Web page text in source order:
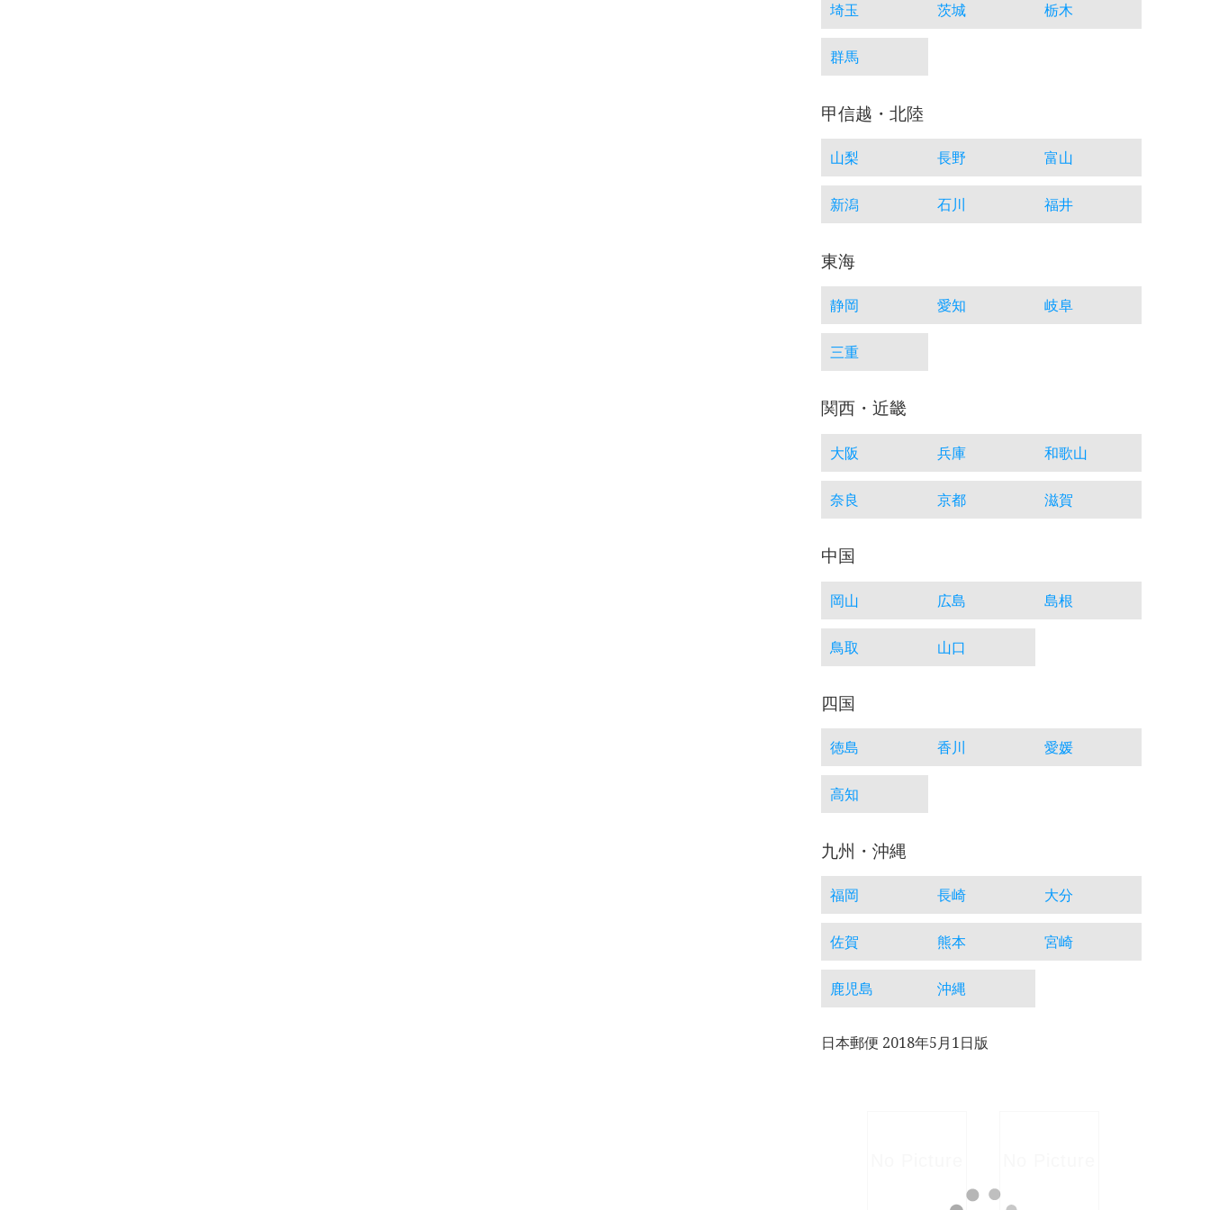
埼玉 茨城 栃木
群馬
甲信越・北陸
山梨 長野 富山
新潟 石川 福井
東海
静岡 愛知 岐阜
三重
関西・近畿
大阪 兵庫 和歌山
奈良 京都 滋賀
中国
岡山 広島 島根
鳥取 山口
四国
徳島 香川 愛媛
高知
九州・沖縄
福岡 長崎 大分
佐賀 熊本 宮崎
鹿児島 沖縄
日本郵便 2018年5月1日版